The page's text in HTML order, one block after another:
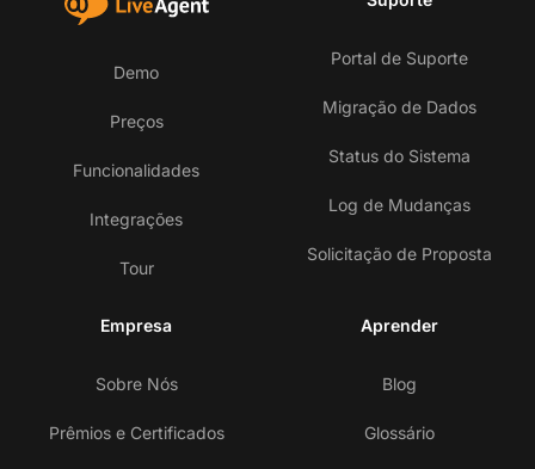
Demo
Preços
Funcionalidades
Integrações
Tour
Portal de Suporte
Migração de Dados
Status do Sistema
Log de Mudanças
Solicitação de Proposta
Empresa
Sobre Nós
Prêmios e Certificados
Aprender
Blog
Glossário